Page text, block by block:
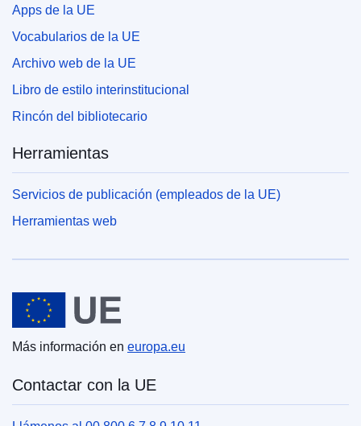
Apps de la UE
Vocabularios de la UE
Archivo web de la UE
Libro de estilo interinstitucional
Rincón del bibliotecario
Herramientas
Servicios de publicación (empleados de la UE)
Herramientas web
Unión Europea
Más información en europa.eu
Contactar con la UE